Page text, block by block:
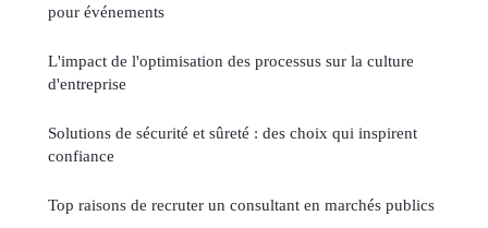
pour événements
L'impact de l'optimisation des processus sur la culture
d'entreprise
Solutions de sécurité et sûreté : des choix qui inspirent
confiance
Top raisons de recruter un consultant en marchés publics